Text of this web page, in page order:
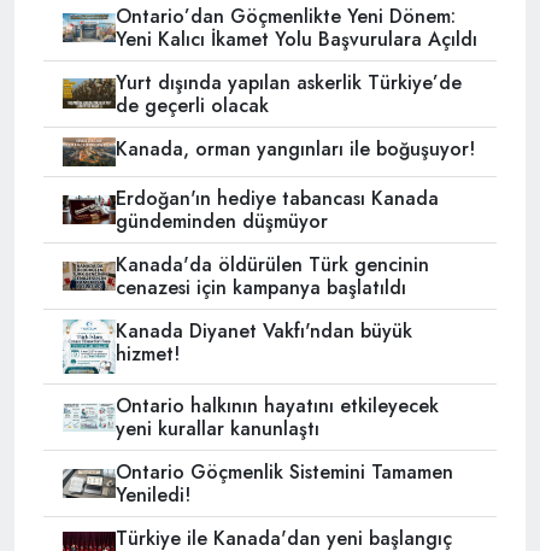
Ontario’dan Göçmenlikte Yeni Dönem:
Yeni Kalıcı İkamet Yolu Başvurulara Açıldı
Yurt dışında yapılan askerlik Türkiye’de
de geçerli olacak
Kanada, orman yangınları ile boğuşuyor!
Erdoğan'ın hediye tabancası Kanada
gündeminden düşmüyor
Kanada'da öldürülen Türk gencinin
cenazesi için kampanya başlatıldı
Kanada Diyanet Vakfı'ndan büyük
hizmet!
Ontario halkının hayatını etkileyecek
yeni kurallar kanunlaştı
Ontario Göçmenlik Sistemini Tamamen
Yeniledi!
Türkiye ile Kanada'dan yeni başlangıç